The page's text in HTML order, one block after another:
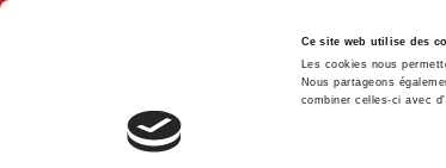
Ce site web utilise des
Les cookies nous
Nous partageons
combiner celles-ci avec